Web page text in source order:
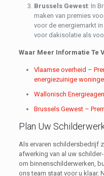
Brussels Gewest: In
maken van premies
voor de energiemarkt
voor dakisolatie als
Waar Meer Informatie Te
Vlaamse overheid –
energiezuinige
Wallonisch
Brussels Gewest –
Plan Uw
Als ervaren schildersbedrijf
afwerking van al uw
om binnenschilderwerken,
ons team staat voor u klaar.